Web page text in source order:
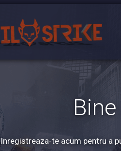
Inregistreaza-te acum pentru a